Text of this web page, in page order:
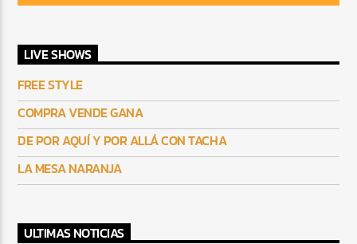
LIVE SHOWS
FREE STYLE
COMPRA VENDE GANA
DE POR AQUÍ Y POR ALLÁ CON TACHA
LA MESA NARANJA
ULTIMAS NOTICIAS